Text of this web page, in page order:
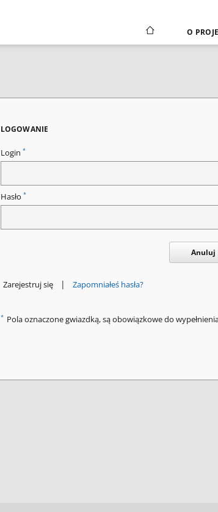
O
LOGOWANIE
Login *
Hasło *
Anuluj
Zarejestruj się | Zapomniałeś hasła?
* Pola oznaczone gwiazdką, są obowiązkowe do